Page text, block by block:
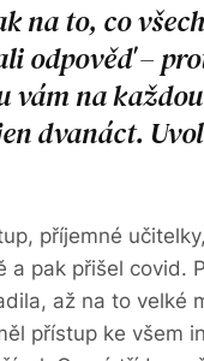
na to, co
odpověď –
vám na
dvanáct.
příjemné
a pak přišel covid.
až na to velké
přístup ke všem